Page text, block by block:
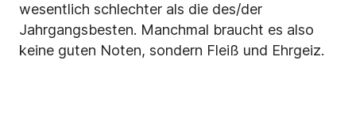
wesentlich schlechter als die des/der
Jahrgangsbesten. Manchmal braucht es also
keine guten Noten, sondern Fleiß und Ehrgeiz.